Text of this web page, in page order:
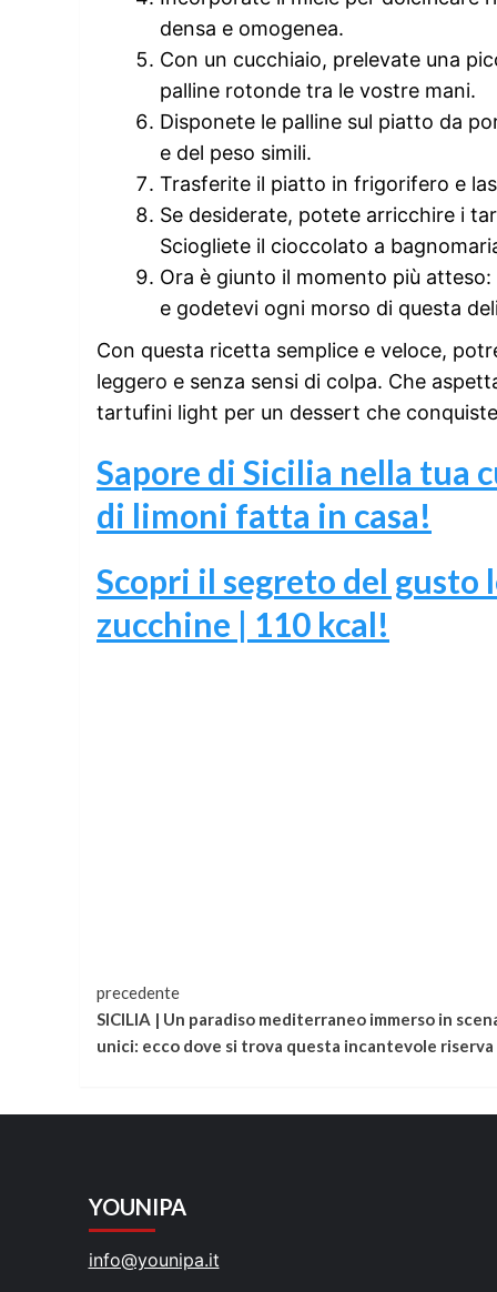
densa e omogenea.
Con un cucchiaio, prelevate una
palline rotonde tra le vostre mani.
Disponete le palline sul piatto da
e del peso simili.
Trasferite il piatto in frigorifero e
Se desiderate, potete arricchire i
Sciogliete il cioccolato a
Ora è giunto il momento più
e godetevi ogni morso di questa
Con questa ricetta semplice e veloce,
leggero e senza sensi di colpa. Che
tartufini light per un dessert che
Sapore di Sicilia nella tua
di limoni fatta in casa!
Scopri il segreto del
zucchine | 110 kcal!
Continua
a
precedente
SICILIA | Un paradiso mediterraneo immerso in
unici: ecco dove si trova questa incantevole riserva
YOUNIPA
info@younipa.it